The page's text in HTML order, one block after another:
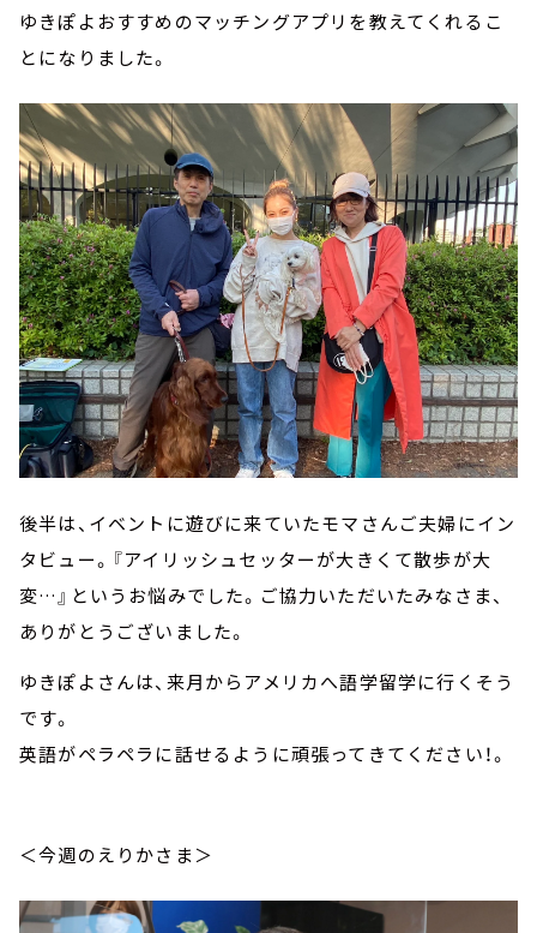
ゆきぽよおすすめのマッチングアプリを教えてくれるこ
とになりました。
後半は、イベントに遊びに来ていたモマさんご夫婦にイン
タビュー。『アイリッシュセッターが大きくて散歩が大
変…』というお悩みでした。ご協力いただいたみなさま、
ありがとうございました。
ゆきぽよさんは、来月からアメリカへ語学留学に行くそう
です。
英語がペラペラに話せるように頑張ってきてください！。
＜今週のえりかさま＞